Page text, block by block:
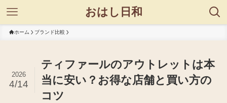
おはし日和
ホーム ブランド比較
ティファールのアウトレットは本
当に安い？お得な店舗と買い方の
コツ
2026
4/14